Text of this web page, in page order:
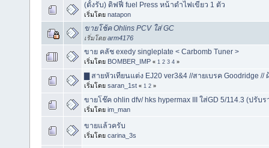
(ตั้งรับ) ดิฟฟี่ fuel Press หน้าดำไฟเขียว 1 ตัว
เริ่มโดย natapon
ขายโช้ค Ohlins PCV ใส่ GC
เริ่มโดยarm4176
ขาย คลัช exedy singleplate < Carbomb Tuner >
เริ่มโดย BOMBER_IMP « 1 2 3 4 »
▇ สายหัวเทียนแต่ง EJ20 ver3&4 //สายเบรค Goodridge //
เริ่มโดย saran_1st « 1 2 »
ขายโช๊ค ohlin dfv/ hks hypermax III ใส่GD 5/114.3 (ปรับร
เริ่มโดย im_man
ขายแล้วครับ
เริ่มโดย carina_3s